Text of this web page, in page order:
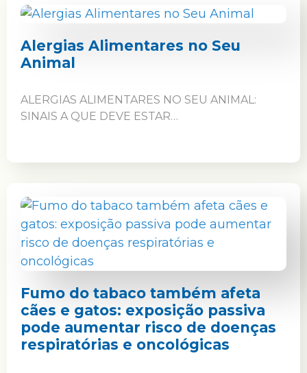
Alergias Alimentares no Seu
Animal
ALERGIAS ALIMENTARES NO SEU ANIMAL:
SINAIS A QUE DEVE ESTAR…
Fumo do tabaco também afeta
cães e gatos: exposição passiva
pode aumentar risco de doenças
respiratórias e oncológicas